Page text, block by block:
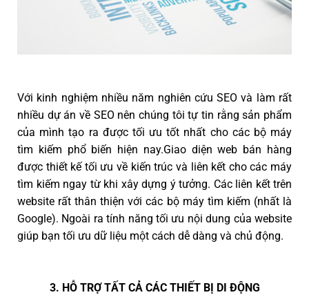
Với kinh nghiệm nhiều năm nghiên cứu SEO và làm rất
nhiều dự án về SEO nên chúng tôi tự tin rằng sản phẩm
của mình tạo ra được tối ưu tốt nhất cho các bộ máy
tìm kiếm phổ biến hiện nay.Giao diện web bán hàng
được thiết kế tối ưu về kiến trúc và liên kết cho các máy
tìm kiếm ngay từ khi xây dựng ý tưởng. Các liên kết trên
website rất thân thiện với các bộ máy tìm kiếm (nhất là
Google). Ngoài ra tính năng tối ưu nội dung của website
giúp bạn tối ưu dữ liệu một cách dễ dàng và chủ động.
3. HỖ TRỢ TẤT CẢ CÁC THIẾT BỊ DI ĐỘNG